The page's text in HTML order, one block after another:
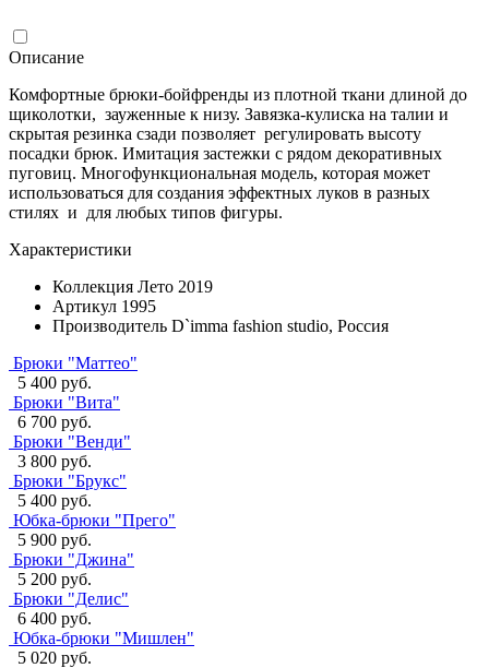
Описание
Комфортные брюки-бойфренды из плотной ткани длиной до
щиколотки, зауженные к низу. Завязка-кулиска на талии и
скрытая резинка сзади позволяет регулировать высоту
посадки брюк. Имитация застежки с рядом декоративных
пуговиц. Многофункциональная модель, которая может
использоваться для создания эффектных луков в разных
стилях и для любых типов фигуры.
Характеристики
Коллекция Лето 2019
Артикул 1995
Производитель D`imma fashion studio, Россия
Брюки "Маттео"
5 400 руб.
Брюки "Вита"
6 700 руб.
Брюки "Венди"
3 800 руб.
Брюки "Брукс"
5 400 руб.
Юбка-брюки "Прего"
5 900 руб.
Брюки "Джина"
5 200 руб.
Брюки "Делис"
6 400 руб.
Юбка-брюки "Мишлен"
5 020 руб.